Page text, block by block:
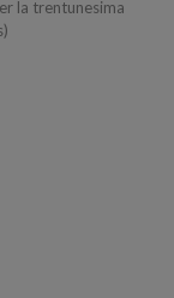
la trentunesima